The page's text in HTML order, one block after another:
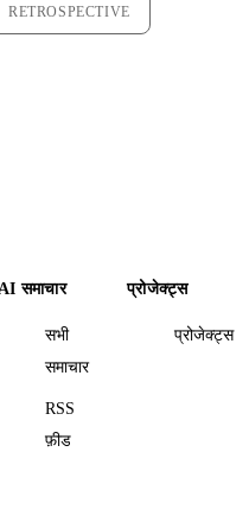
RETROSPECTIVE
समाचार
सभी
समाचार
RSS
फ़ीड
प्रोजेक्ट्स
प्रोजेक्ट्स